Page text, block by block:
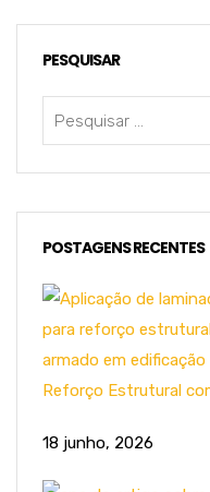
PESQUISAR
POSTAGENS RECENTES
Reforço Estrutural
18 junho, 2026